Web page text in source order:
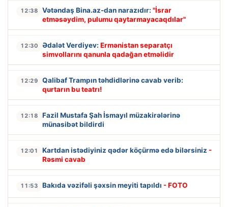
12:38 Vətəndaş Bina.az-dan narazıdır: "İsrar
etməsəydim, pulumu qaytarmayacaqdılar"
12:30 Ədalət Verdiyev: Ermənistan separatçı
simvollarını qanunla qadağan etməlidir
12:29
Qalibaf Trampın təhdidlərinə cavab verib:
qurtarın bu teatrı!
12:18
Fazil Mustafa Şah İsmayıl müzakirələrinə
münasibət bildirdi
12:01 Kartdan istədiyiniz qədər köçürmə edə bilərsiniz -
Rəsmi cavab
11:53 Bakıda vəzifəli şəxsin meyiti tapıldı - FOTO